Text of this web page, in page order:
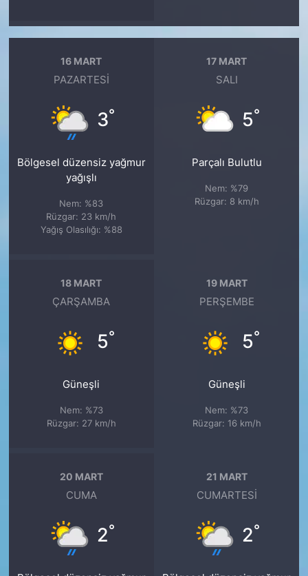
16 MART
PAZARTESI
3°
Bölgesel düzensiz yağmur
yağışlı
Nem: %83
Rüzgar: 23 km/h
Yağış Olasılığı: %88
17 MART
SALI
5°
Parçalı Bulutlu
Nem: %79
Rüzgar: 8 km/h
18 MART
ÇARŞAMBA
5°
Güneşli
Nem: %73
Rüzgar: 27 km/h
19 MART
PERŞEMBE
5°
Güneşli
Nem: %73
Rüzgar: 16 km/h
20 MART
CUMA
2°
21 MART
CUMARTESI
2°